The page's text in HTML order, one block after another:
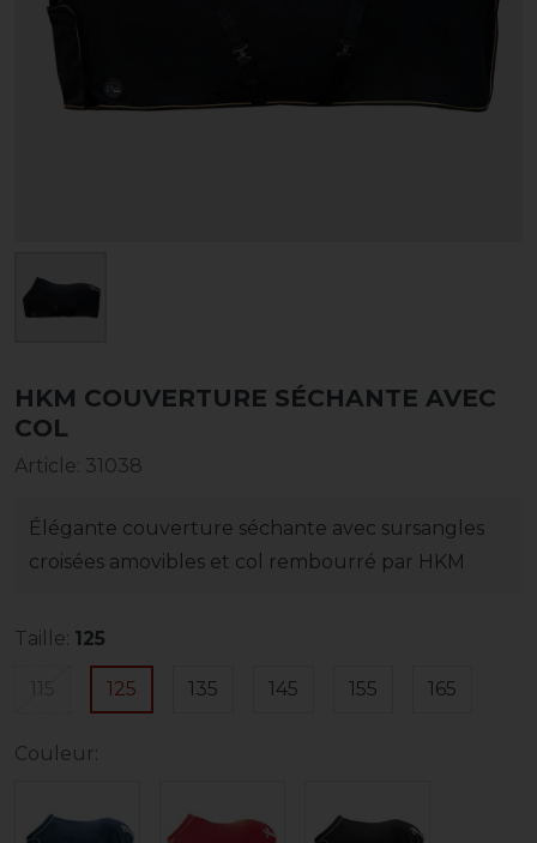
HKM COUVERTURE SÉCHANTE AVEC
COL
Article: 31038
Élégante couverture séchante avec sursangles
croisées amovibles et col rembourré par HKM
Taille: 125
125 135 145 155 165
Couleur: